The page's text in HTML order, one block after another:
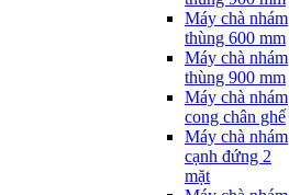
Máy chà nhám
thùng 600 mm
Máy chà nhám
thùng 900 mm
Máy chà nhám
cong chân ghế
Máy chà nhám
cạnh đứng 2
mặt